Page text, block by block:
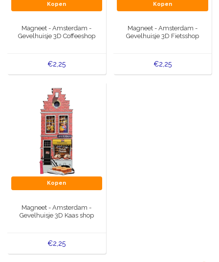
Kopen
Magneet - Amsterdam -
Gevelhuisje 3D Coffeeshop
€2,25
Kopen
Magneet - Amsterdam -
Gevelhuisje 3D Fietsshop
€2,25
Kopen
Magneet - Amsterdam -
Gevelhuisje 3D Kaas shop
€2,25